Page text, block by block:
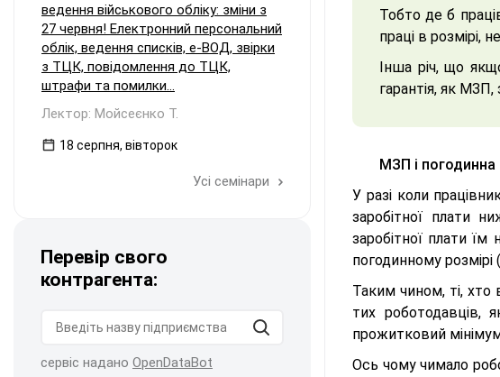
Тобто де б
праці в розмірі,
Інша річ, що
гарантія, як
МЗП і погодинна
У разі коли
заробітної плати
заробітної плати
погодинному
Таким чином, ті,
тих роботодавців,
прожитковий
Ось чому чимало
ведення військового обліку: зміни з
27 червня! Електронний персональний
облік, ведення списків, е-ВОД, звірки
з ТЦК, повідомлення до ТЦК,
штрафи та помилки...
Лектор: Мойсеєнко Т.
18 серпня, вівторок
Усі семінари
Перевір свого
контрагента:
сервіс надано OpenDataBot